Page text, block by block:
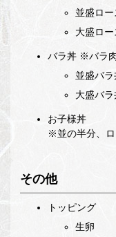
並盛ロ
大盛ロ
バラ丼 ※バラ
並盛バラ
大盛バラ
お子様丼
※並の半分、
その他
トッピング
生卵